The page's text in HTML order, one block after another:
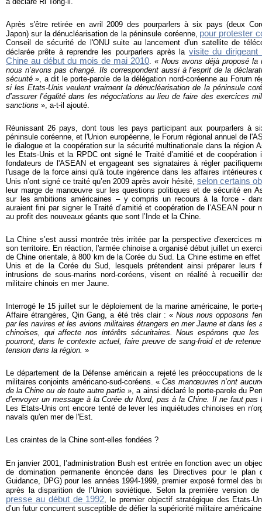
Après s'être retirée en avril 2009 des pourparlers à six pays (deux
Japon) sur la dénucléarisation de la péninsule coréenne, pour protester
Conseil de sécurité de l'ONU suite au lancement d'un satellite de
déclarée prête à reprendre les pourparlers après la visite du dirigeant
Chine au début du mois de mai 2010. « Nous avons déjà proposé
nous n’avons pas changé. Ils correspondent aussi à l’esprit de la
sécurité », a dit le porte-parole de la délégation nord-coréenne au Forum
si les Etats-Unis veulent vraiment la dénucléarisation de la péninsule
d’assurer l’égalité dans les négociations au lieu de faire des exercices
sanctions », a-t-il ajouté.
Réunissant 26 pays, dont tous les pays participant aux pourparlers à
péninsule coréenne, et l'Union européenne, le Forum régional annuel de
le dialogue et la coopération sur la sécurité multinationale dans la région
les Etats-Unis et la RPDC ont signé le Traité d’amitié et de
fondateurs de l'ASEAN et engageant ses signataires à régler
l'usage de la force ainsi qu'à toute ingérence dans les affaires
Unis n’ont signé ce traité qu’en 2009 après avoir hésité, selon certains
leur marge de manœuvre sur les questions politiques et de sécurité en
sur les ambitions américaines – y compris un recours à la force -
auraient fini par signer le Traité d’amitié et coopération de l’ASEAN pour
au profit des nouveaux géants que sont l’Inde et la Chine.
La Chine s’est aussi montrée très irritée par la perspective d'exercices
son territoire. En réaction, l'armée chinoise a organisé début juillet un
de Chine orientale, à 800 km de la Corée du Sud. La Chine estime en
Unis et de la Corée du Sud, lesquels prétendent ainsi préparer leurs
intrusions de sous-marins nord-coréens, visent en réalité à recueillir
militaire chinois en mer Jaune.
Interrogé le 15 juillet sur le déploiement de la marine américaine, le
Affaire étrangères, Qin Gang, a été très clair : «Nous nous opposons
par les navires et les avions militaires étrangers en mer Jaune et dans les
chinoises, qui affecte nos intérêts sécuritaires. Nous espérons que les
pourront, dans le contexte actuel, faire preuve de sang-froid et de
tension dans la région. »
Le département de la Défense américain a rejeté les préoccupations de
militaires conjoints américano-sud-coréens. «Ces manœuvres n’ont
de la Chine ou de toute autre partie », a ainsi déclaré le porte-parole du
d’envoyer un message à la Corée du Nord, pas à la Chine. Il ne faut pas
Les Etats-Unis ont encore tenté de lever les inquiétudes chinoises en
navals qu'en mer de l'Est.
Les craintes de la Chine sont-elles fondées ?
En janvier 2001, l’administration Bush est entrée en fonction avec un
de domination permanente énoncée dans les
Directives pour le plan
Guidance, DPG) pour les années 1994-1999, premier exposé formel des
après la disparition de l’Union soviétique. Selon la première version
presse au début de 1992, le premier objectif stratégique des Etats-
d’un futur concurrent susceptible de défier la supériorité militaire